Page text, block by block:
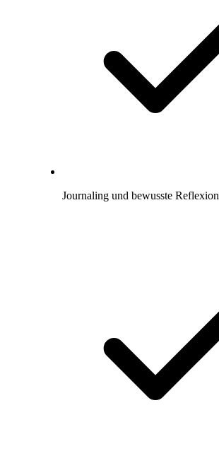
Journaling und bewusste Reflexion